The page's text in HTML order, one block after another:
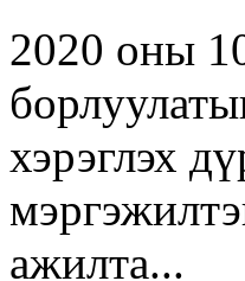
2020 оны
хэрэглэх
ажилта...